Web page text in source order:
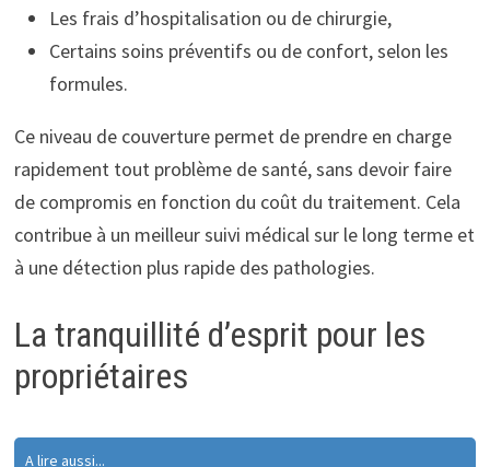
Les frais d’hospitalisation ou de chirurgie,
Certains soins préventifs ou de confort, selon les
formules.
Ce niveau de couverture permet de prendre en charge
rapidement tout problème de santé, sans devoir faire
de compromis en fonction du coût du traitement. Cela
contribue à un meilleur suivi médical sur le long terme et
à une détection plus rapide des pathologies.
La tranquillité d’esprit pour les
propriétaires
A lire aussi...